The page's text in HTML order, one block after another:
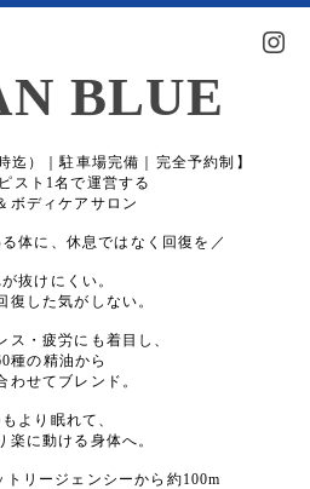
BLUE
迄）｜駐車場完備｜完全予約制】
スト1名で運営する
ボディケアサロン
体に、休息ではなく回復を／
抜けにくい。
復した気がしない。
ス・疲労にも着目し、
種の精油から
わせてブレンド。
より眠れて、
楽に動ける身体へ。
リージェンシーから約100m